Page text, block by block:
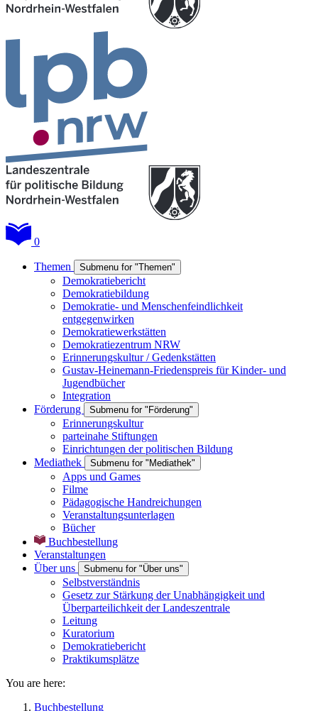
0
Themen Submenu for "Themen"
Demokratiebericht
Demokratiebildung
Demokratie- und Menschenfeindlichkeit
entgegenwirken
Demokratiewerkstätten
Demokratiezentrum NRW
Erinnerungskultur / Gedenkstätten
Gustav-Heinemann-Friedenspreis für Kinder- und
Jugendbücher
Integration
Förderung
Submenu for "Förderung"
Erinnerungskultur
parteinahe Stiftungen
Einrichtungen der politischen Bildung
Mediathek
Submenu for "Mediathek"
Apps und Games
Filme
Pädagogische Handreichungen
Veranstaltungsunterlagen
Bücher
Buchbestellung
Veranstaltungen
Über uns
Submenu for "Über uns"
Selbstverständnis
Gesetz zur Stärkung der Unabhängigkeit und
Überparteilichkeit der Landeszentrale
Leitung
Kuratorium
Demokratiebericht
Praktikumsplätze
You are here:
Buchbestellung